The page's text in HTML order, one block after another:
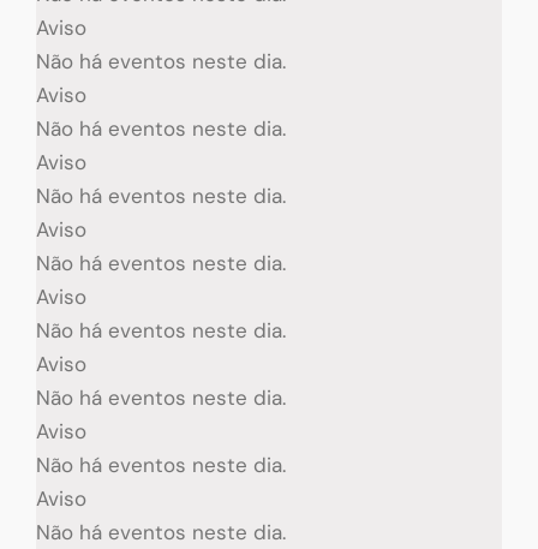
Aviso
Não há eventos neste dia.
Aviso
Não há eventos neste dia.
Aviso
Não há eventos neste dia.
Aviso
Não há eventos neste dia.
Aviso
Não há eventos neste dia.
Aviso
Não há eventos neste dia.
Aviso
Não há eventos neste dia.
Aviso
Não há eventos neste dia.